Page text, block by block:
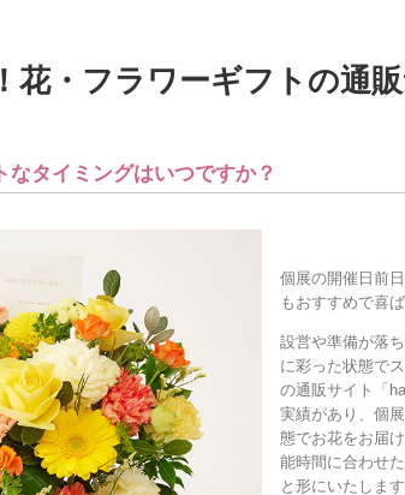
花・フラワーギフトの通
タイミングはいつですか？
個展の開催日前
もおすすめで喜
設営や準備が落
に彩った状態で
の通販サイト「
実績があり、個
態でお花をお届
能時間に合わせ
と形にいたします